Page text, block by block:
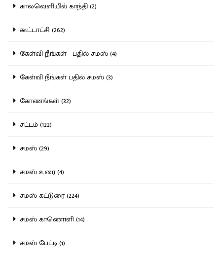
காலவெளியில் காந்தி (2)
கூட்டாட்சி (262)
கேள்வி நீங்கள் - பதில் சமஸ் (4)
கேள்வி நீங்கள் பதில் சமஸ் (3)
கோணங்கள் (32)
சட்டம் (122)
சமஸ் (29)
சமஸ் உரை (4)
சமஸ் கட்டுரை (224)
சமஸ் காணொளி (14)
சமஸ் பேட்டி (1)